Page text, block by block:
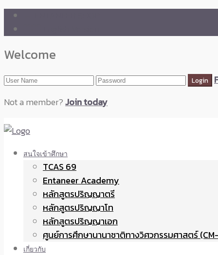
Welcome
Not a member?Join today
สนใจเข้าศึกษา
TCAS 69
Entaneer Academy
หลักสูตรปริญญาตรี
หลักสูตรปริญญาโท
หลักสูตรปริญญาเอก
ศูนย์การศึกษานานาชาติทางวิศวกรรมศาสตร์
เกี่ยวกับ